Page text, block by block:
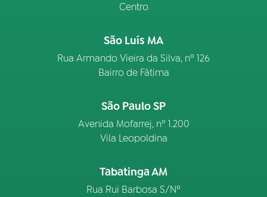
Centro
São Luís MA
Rua Armando Vieira da Silva, nº 126
Bairro de Fátima
São Paulo SP
Avenida Mofarrej, nº 1.200
Vila Leopoldina
Tabatinga AM
Rua Rui Barbosa S/Nº